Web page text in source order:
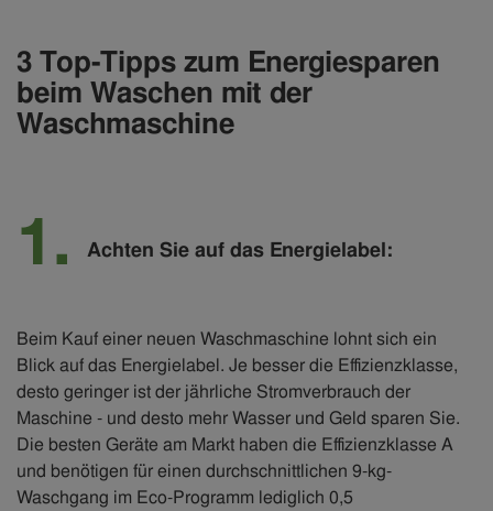
3 Top-Tipps zum Energiesparen
beim Waschen mit der
Waschmaschine
Achten Sie auf das Energielabel:
Beim Kauf einer neuen Waschmaschine lohnt sich ein
Blick auf das Energielabel. Je besser die Effizienzklasse,
desto geringer ist der jährliche Stromverbrauch der
Maschine - und desto mehr Wasser und Geld sparen Sie.
Die besten Geräte am Markt haben die Effizienzklasse A
und benötigen für einen durchschnittlichen 9-kg-
Waschgang im Eco-Programm lediglich 0,5